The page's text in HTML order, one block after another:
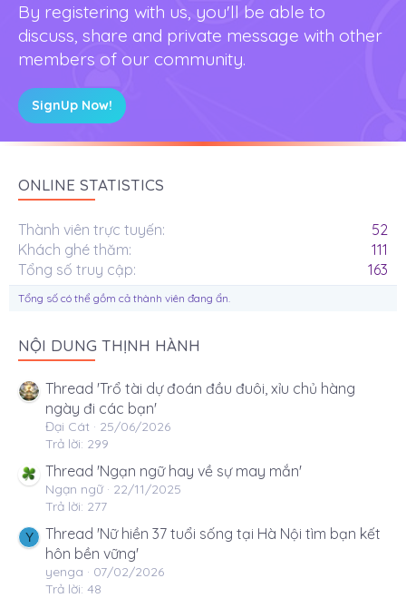
By registering with us, you'll be able to
discuss, share and private message with other
members of our community.
SignUp Now!
ONLINE STATISTICS
Thành viên trực tuyến
52
Khách ghé thăm
111
Tổng số truy cập
163
Tổng số có thể gồm cả thành viên đang ẩn.
NỘI DUNG THỊNH HÀNH
Thread 'Trổ tài dự đoán đầu đuôi, xỉu chủ hàng
ngày đi các bạn'
Đại Cát
25/06/2026
Trả lời: 299
Thread 'Ngạn ngữ hay về sự may mắn'
Ngạn ngữ
22/11/2025
Trả lời: 277
Y
Thread 'Nữ hiền 37 tuổi sống tại Hà Nội tìm bạn kết
hôn bền vững'
yenga
07/02/2026
Trả lời: 48